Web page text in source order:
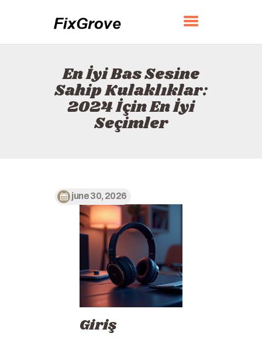
En İyi Bas Sesine
Sahip Kulaklıklar:
2024 İçin En İyi
Seçimler
FIXGROVE
ANA SAYFA
HAKKINDA
İLETIŞIM
POLITIKA
june 30, 2026
Giriş